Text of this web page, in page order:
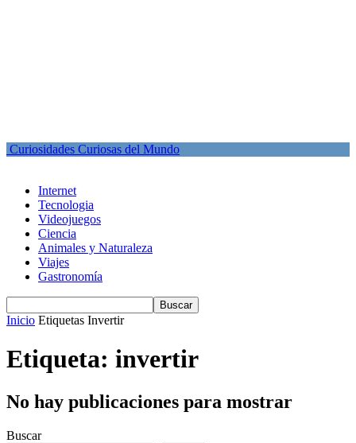
Curiosidades Curiosas del Mundo
Internet
Tecnologia
Videojuegos
Ciencia
Animales y Naturaleza
Viajes
Gastronomía
Inicio Etiquetas Invertir
Etiqueta: invertir
No hay publicaciones para mostrar
Buscar